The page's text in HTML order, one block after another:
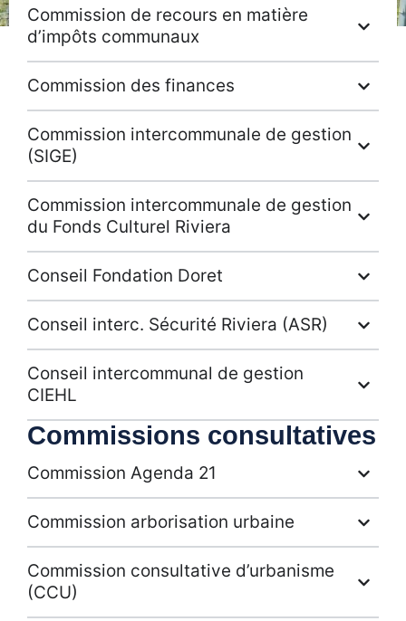
Commission de recours en matière
d’impôts communaux
Commission des finances
Commission intercommunale de gestion
(SIGE)
Commission intercommunale de gestion
du Fonds Culturel Riviera
Conseil Fondation Doret
Conseil interc. Sécurité Riviera (ASR)
Conseil intercommunal de gestion
CIEHL
Commissions consultatives
Commission Agenda 21
Commission arborisation urbaine
Commission consultative d’urbanisme
(CCU)